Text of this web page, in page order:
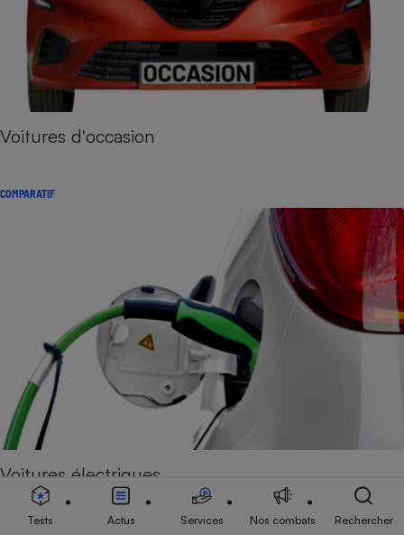
Voitures d'occasion
COMPARATIF
Voitures électriques
Tests Actus Services Nos combats Rechercher